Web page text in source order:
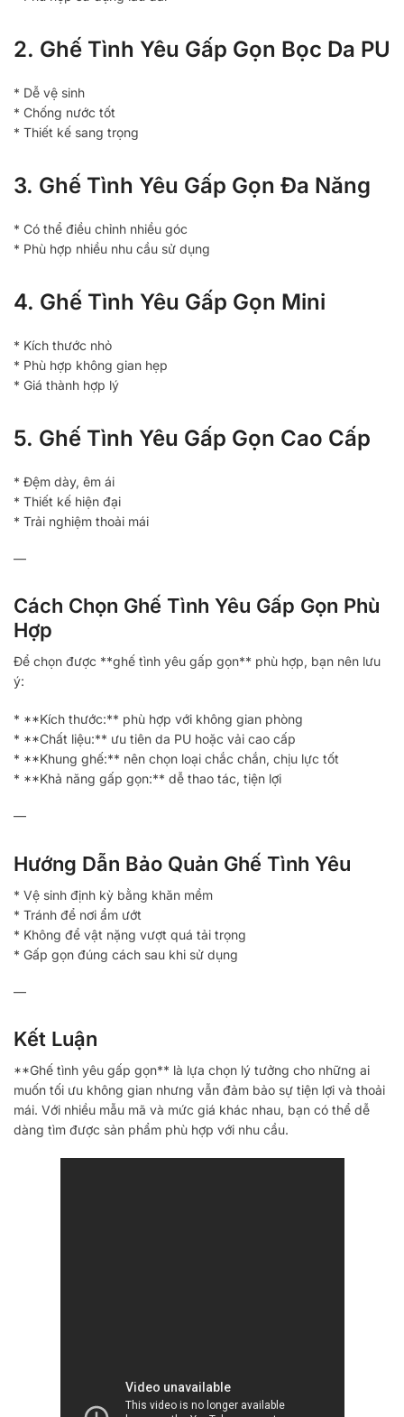
2. Ghế Tình Yêu Gấp Gọn Bọc Da PU
* Dễ vệ sinh
* Chống nước tốt
* Thiết kế sang trọng
3. Ghế Tình Yêu Gấp Gọn Đa Năng
* Có thể điều chỉnh nhiều góc
* Phù hợp nhiều nhu cầu sử dụng
4. Ghế Tình Yêu Gấp Gọn Mini
* Kích thước nhỏ
* Phù hợp không gian hẹp
* Giá thành hợp lý
5. Ghế Tình Yêu Gấp Gọn Cao Cấp
* Đệm dày, êm ái
* Thiết kế hiện đại
* Trải nghiệm thoải mái
—
Cách Chọn Ghế Tình Yêu Gấp Gọn Phù
Hợp
Để chọn được **ghế tình yêu gấp gọn** phù hợp, bạn nên lưu
ý:
* **Kích thước:** phù hợp với không gian phòng
* **Chất liệu:** ưu tiên da PU hoặc vải cao cấp
* **Khung ghế:** nên chọn loại chắc chắn, chịu lực tốt
* **Khả năng gấp gọn:** dễ thao tác, tiện lợi
—
Hướng Dẫn Bảo Quản Ghế Tình Yêu
* Vệ sinh định kỳ bằng khăn mềm
* Tránh để nơi ẩm ướt
* Không để vật nặng vượt quá tải trọng
* Gấp gọn đúng cách sau khi sử dụng
—
Kết Luận
**Ghế tình yêu gấp gọn** là lựa chọn lý tưởng cho những ai
muốn tối ưu không gian nhưng vẫn đảm bảo sự tiện lợi và thoải
mái. Với nhiều mẫu mã và mức giá khác nhau, bạn có thể dễ
dàng tìm được sản phẩm phù hợp với nhu cầu.